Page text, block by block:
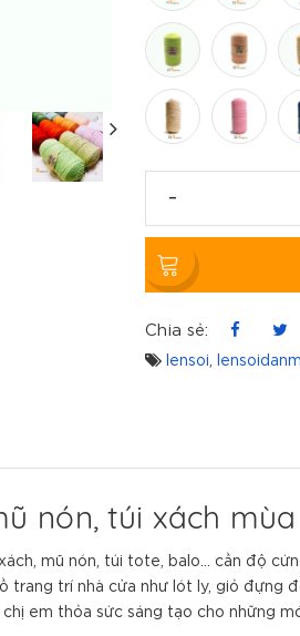
-
Chia sẻ:
lensoi
nón, túi xách
mũ nón, túi tote, balo... cần độ
trí nhà cửa như lót ly, giỏ đựng
em thỏa sức sáng tạo cho những